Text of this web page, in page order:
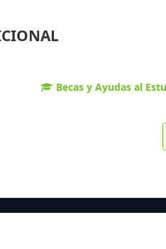
Becas y Ayudas al